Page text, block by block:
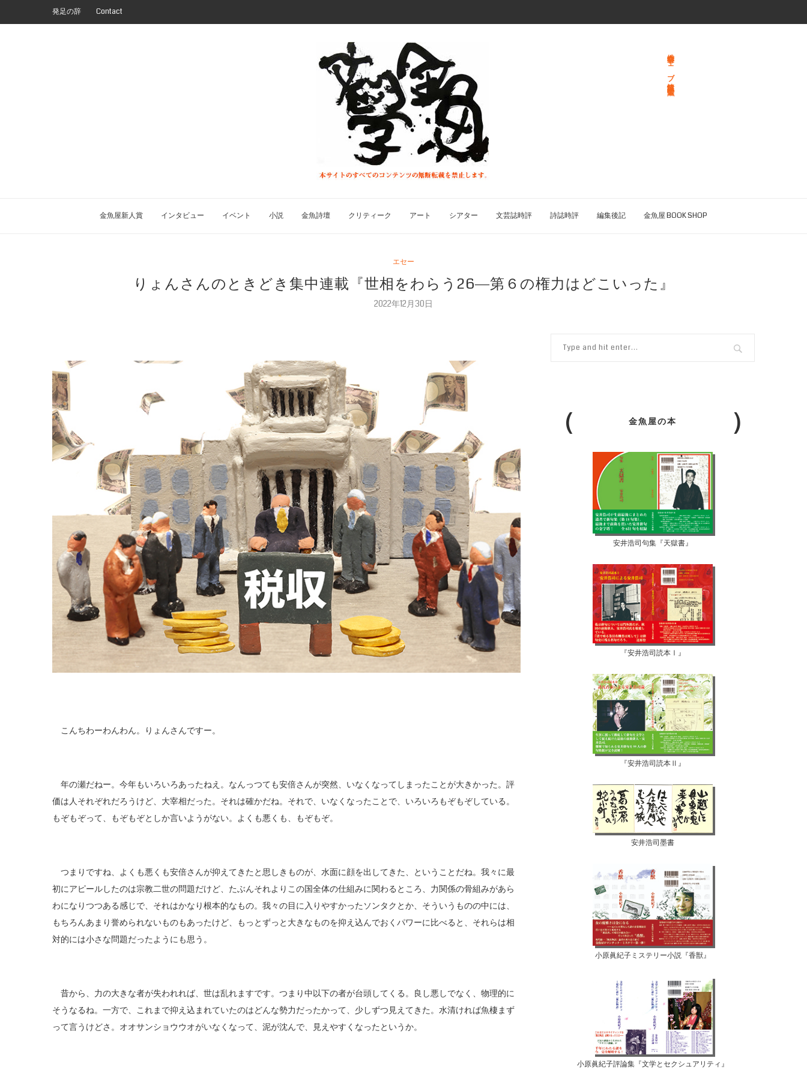
発足の辞 Contact
総合文学ウェブ情報誌 文学金魚
金魚屋新人賞 インタビュー イベント 小説 金魚詩壇 クリティーク アート シアター 文芸誌時評 詩誌時評 編集後記 金魚屋 BOOK SHOP
エセー
りょんさんのときどき集中連載『世相をわらう26―第６の権力はどこいった』
2022年12月30日
こんちわーわんわん。りょんさんですー。
年の瀬だねー。今年もいろいろあったねえ。なんっつても安倍さんが突然、いなくなってしまったことが大きかった。評
価は人それぞれだろうけど、大宰相だった。それは確かだね。それで、いなくなったことで、いろいろもぞもぞしている。
もぞもぞって、もぞもぞとしか言いようがない。よくも悪くも、もぞもぞ。
つまりですね、よくも悪くも安倍さんが抑えてきたと思しきものが、水面に顔を出してきた、ということだね。我々に最
初にアピールしたのは宗教二世の問題だけど、たぶんそれよりこの国全体の仕組みに関わるところ、力関係の骨組みがあら
わになりつつある感じで、それはかなり根本的なもの。我々の目に入りやすかったソンタクとか、そういうものの中には、
もちろんあまり誉められないものもあったけど、もっとずっと大きなものを抑え込んでおくパワーに比べると、それらは相
対的には小さな問題だったようにも思う。
昔から、力の大きな者が失われれば、世は乱れますです。つまり中以下の者が台頭してくる。良し悪しでなく、物理的に
そうなるね。一方で、これまで抑え込まれていたのはどんな勢力だったかって、少しずつ見えてきた。水清ければ魚棲まず
って言うけどさ。オオサンショウウオがいなくなって、泥が沈んで、見えやすくなったというか。
金魚屋の本
安井浩司句集『天獄書』
『安井浩司読本Ⅰ』
『安井浩司読本Ⅱ』
安井浩司墨書
小原眞紀子ミステリー小説『香獣』
小原眞紀子評論集『文学とセクシュアリティ』